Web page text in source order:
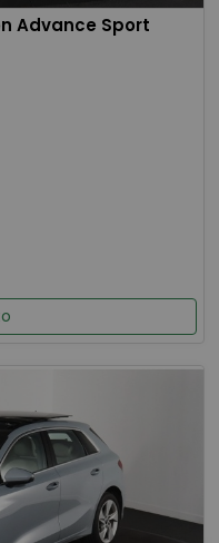
Advance Sport